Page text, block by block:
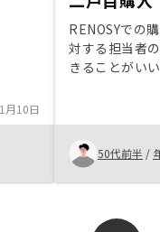
月10日
RENOSYでの
対する担当者
きることがい
来の返済プラ
った感があり
来ました。
50代前半 /